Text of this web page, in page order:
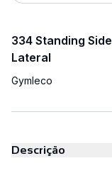
334 Standing Side
Lateral
Gymleco
Descrição